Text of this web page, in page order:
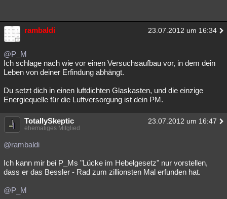
rambaldi 23.07.2012 um 16:34
@P_M
Ich schlage nach wie vor einen Versuchsaufbau vor, in dem dein
Leben von deiner Erfindung abhängt.
Du setzt dich in einen luftdichten Glaskasten, und die einzige
Energiequelle für die Luftversorgung ist dein PM.
TotallySkeptic 23.07.2012 um 16:47
ehemaliges Mitglied
@rambaldi
Ich kann mir bei P_Ms "Lücke im Hebelgesetz" nur vorstellen,
dass er das Bessler - Rad zum zillionsten Mal erfunden hat.
@P_M